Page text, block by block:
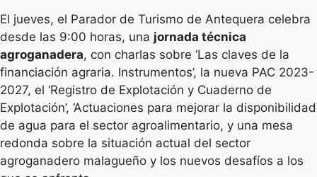
El jueves, el Parador de Turismo de Antequera celebra
desde las 9:00 horas, una jornada técnica
agroganadera, con charlas sobre ‘Las claves de la
financiación agraria. Instrumentos’, la nueva PAC 2023-
2027, el ‘Registro de Explotación y Cuaderno de
Explotación’, ‘Actuaciones para mejorar la disponibilidad
de agua para el sector agroalimentario, y una mesa
redonda sobre la situación actual del sector
agroganadero malagueño y los nuevos desafíos a los